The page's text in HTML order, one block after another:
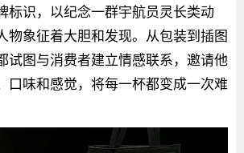
标识，以纪念一群宇航员灵长类动
物象征着大胆和发现。从包装到插图
试图与消费者建立情感联系，邀请他
口味和感觉，将每一杯都变成一次难